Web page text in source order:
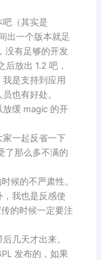
（其实是
出一个版本就足
没有足够的开发
放出 1.2 吧，
是支持到应用
也有好处。
放缓 magic 的开
一起反省一下
了那么多不满的
候的不严肃性。
我也是反感使
的时候一定要注
几天才出来。
发布的，如果